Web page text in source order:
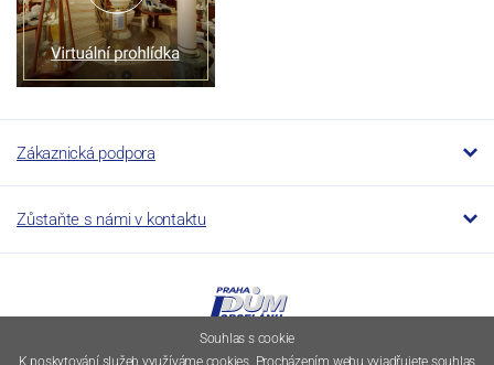
Zákaznická podpora
Zůstaňte s námi v kontaktu
Souhlas s cookie
K poskytování služeb využíváme cookies. Procházením webu vyjadřujete souhlas